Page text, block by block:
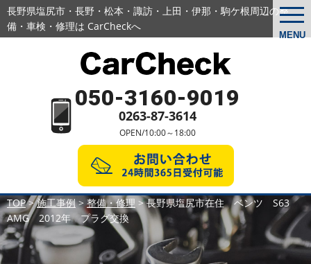
MENU
長野県塩尻市・長野・松本・諏訪・上田・伊那・駒ケ根周辺の整
備・車検・修理は CarCheckへ
050-3160-9019
0263-87-3614
OPEN/10:00～18:00
TOP>施工事例>整備・修理 >長野県塩尻市在住 ベンツ S63
AMG 2012年 プラグ交換